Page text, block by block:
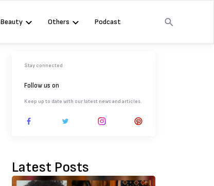
Beauty Others Podcast
Stay connected
Follow us on
Keep up to date with our latest news and articles.
Latest Posts